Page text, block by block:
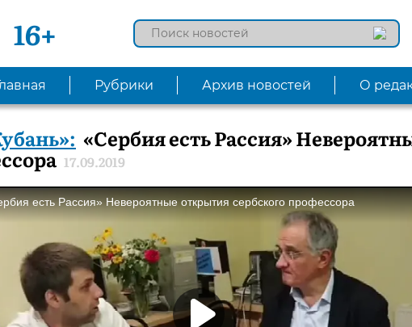
16+
Рубрики Архив новостей О
«Сербия есть Рассия»
17.09.2019